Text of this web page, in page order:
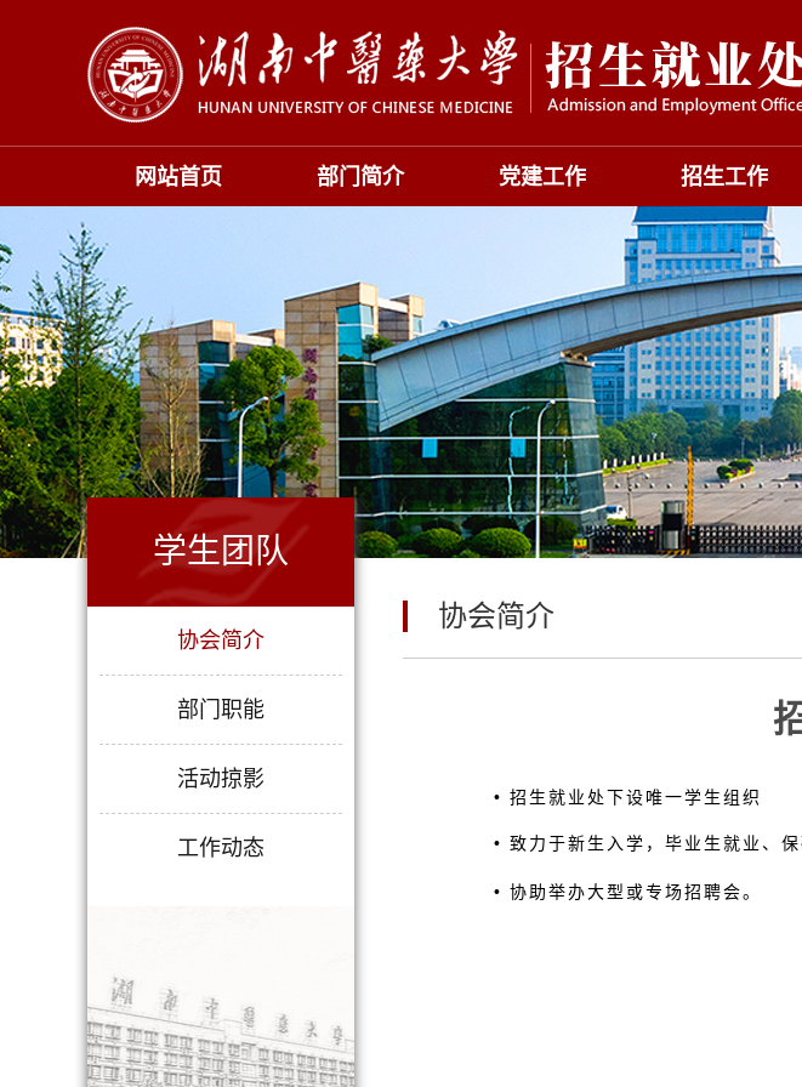
网站首页 部门简介 党建工作 招生工作
学生团队
协会简介
部门职能
活动掠影
工作动态
协会简介
• 招生就业处下设唯一学生组织
• 致力于新生入学，毕业生就业、
• 协助举办大型或专场招聘会。